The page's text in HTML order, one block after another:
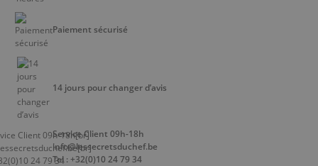
Paiement sécurisé
14 jours pour changer d’avis
Service Client 09h-18h
info@lessecretsduchef.be
Tel : +32(0)10 24 79 34